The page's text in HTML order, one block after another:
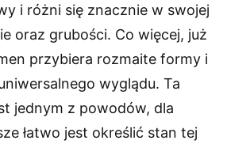
i różni się znacznie w swojej
oraz grubości. Co więcej, już
przybiera rozmaite formy i
wyglądu. Ta
jednym z powodów, dla
łatwo jest określić stan tej